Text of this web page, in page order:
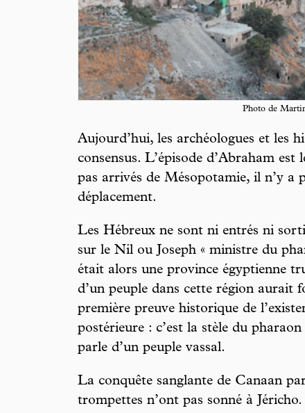
Photo de
Aujourd’hui, les archéologues et les
consensus. L’épisode d’Abraham
pas arrivés de Mésopotamie, il n’y a
déplacement.
Les Hébreux ne sont ni entrés ni
sur le Nil ou Joseph « ministre du
était alors une province égyptienne
d’un peuple dans cette région aurait
première preuve historique de
postérieure : c’est la stèle du
parle d’un peuple vassal.
La conquête sanglante de Canaan
trompettes n’ont pas sonné à